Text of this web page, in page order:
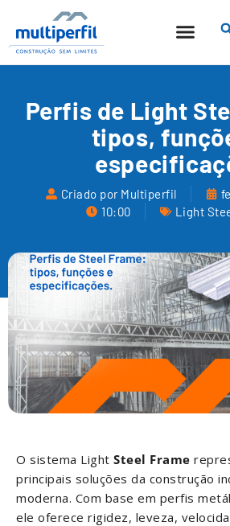
Perfis de Light
tipos,
Criado por Multiperfil
10:00
Light
O sistema Light Steel Frame
principais soluções da construção
moderna. Com base em perfis
ele oferece rigidez, leveza,